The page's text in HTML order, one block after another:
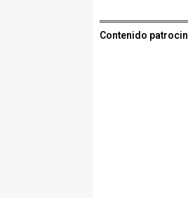
Contenido